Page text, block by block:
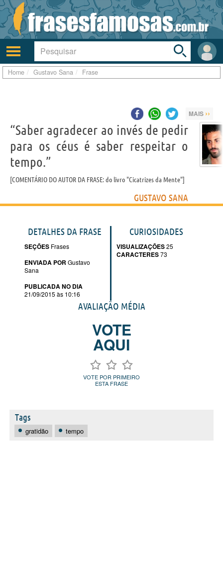
Ativar/desativar
a
navegação
Área
do
Toggle
search
bar
Home Gustavo Sana Frase
MAIS ››
“Saber agradecer ao invés de pedir
para os céus é saber respeitar o
tempo.”
COMENTÁRIO DO AUTOR DA FRASE: do livro "Cicatrizes da Mente"
GUSTAVO SANA
DETALHES DA FRASE
SEÇÕES Frases
ENVIADA POR Gustavo
Sana
PUBLICADA NO DIA
21/09/2015 às 10:16
CURIOSIDADES
VISUALIZAÇÕES25
CARACTERES73
AVALIAÇÃO MÉDIA
VOTE
AQUI
VOTE POR PRIMEIRO
ESTA FRASE
Tags
gratidão tempo